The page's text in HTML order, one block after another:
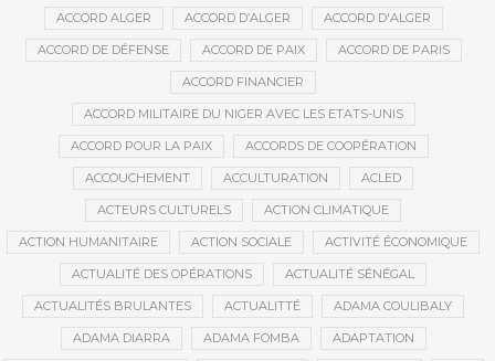
ACCORD ALGER ACCORD D’ALGER ACCORD D'ALGER
ACCORD DE DÉFENSE ACCORD DE PAIX ACCORD DE PARIS
ACCORD FINANCIER
ACCORD MILITAIRE DU NIGER AVEC LES ETATS-UNIS
ACCORD POUR LA PAIX ACCORDS DE COOPÉRATION
ACCOUCHEMENT ACCULTURATION ACLED
ACTEURS CULTURELS ACTION CLIMATIQUE
ACTION HUMANITAIRE ACTION SOCIALE ACTIVITÉ ÉCONOMIQUE
ACTUALITÉ DES OPÉRATIONS ACTUALITÉ SÉNÉGAL
ACTUALITÉS BRULANTES ACTUALITTÉ ADAMA COULIBALY
ADAMA DIARRA ADAMA FOMBA ADAPTATION